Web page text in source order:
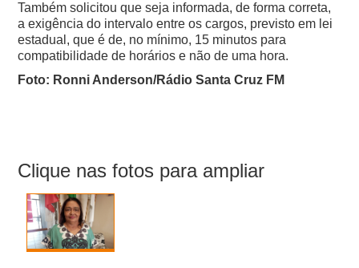
Também solicitou que seja informada, de forma correta,
a exigência do intervalo entre os cargos, previsto em lei
estadual, que é de, no mínimo, 15 minutos para
compatibilidade de horários e não de uma hora.
Foto: Ronni Anderson/Rádio Santa Cruz FM
Clique nas fotos para ampliar